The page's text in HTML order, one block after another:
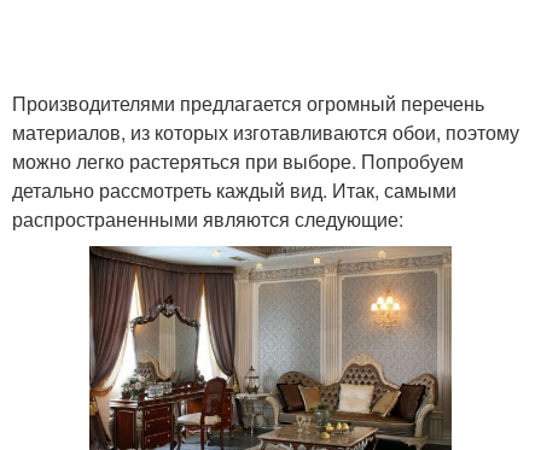
Производителями предлагается огромный перечень
материалов, из которых изготавливаются обои, поэтому
можно легко растеряться при выборе. Попробуем
детально рассмотреть каждый вид. Итак, самыми
распространенными являются следующие: